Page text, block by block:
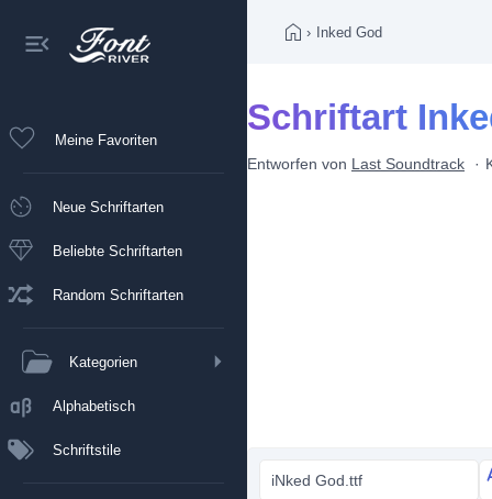
Meine Favoriten
Neue Schriftarten
Beliebte Schriftarten
Random Schriftarten
Kategorien
Alphabetisch
Schriftstile
› Inked God
Schriftart
Entworfen von Last Soundtrack
iNked God.ttf